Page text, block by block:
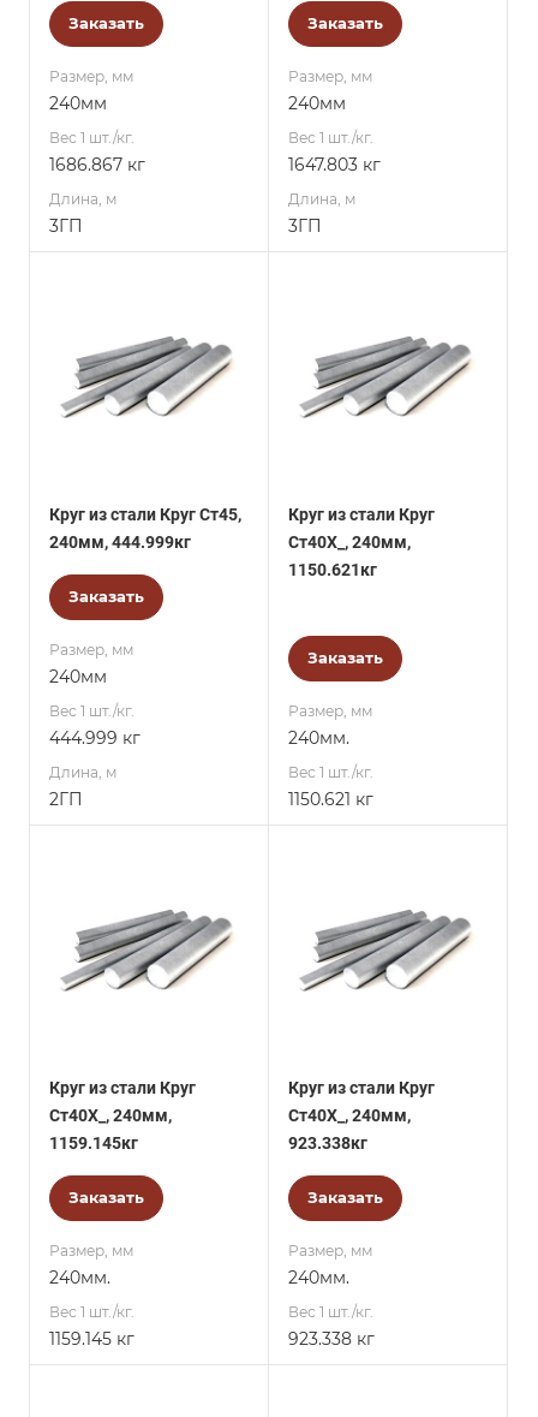
Заказать
Размер, мм
240мм
Вес 1 шт./кг.
1686.867 кг
Длина, м
3ГП
Заказать
Размер, мм
240мм
Вес 1 шт./кг.
1647.803 кг
Длина, м
3ГП
Круг из стали Круг Ст45,
240мм, 444.999кг
Заказать
Размер, мм
240мм
Вес 1 шт./кг.
444.999 кг
Длина, м
2ГП
Круг из стали Круг
Ст40Х_, 240мм,
1150.621кг
Заказать
Размер, мм
240мм.
Вес 1 шт./кг.
1150.621 кг
Круг из стали Круг
Ст40Х_, 240мм,
1159.145кг
Заказать
Размер, мм
240мм.
Вес 1 шт./кг.
1159.145 кг
Круг из стали Круг
Ст40Х_, 240мм,
923.338кг
Заказать
Размер, мм
240мм.
Вес 1 шт./кг.
923.338 кг